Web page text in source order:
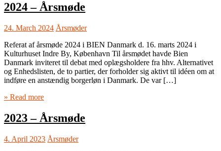
2024 – Årsmøde
24. March 2024 Årsmøder
Referat af årsmøde 2024 i BIEN Danmark d. 16. marts 2024 i
Kulturhuset Indre By, København Til årsmødet havde Bien
Danmark inviteret til debat med oplægsholdere fra hhv. Alternativet
og Enhedslisten, de to partier, der forholder sig aktivt til idéen om at
indføre en anstændig borgerløn i Danmark. De var […]
» Read more
2023 – Årsmøde
4. April 2023 Årsmøder